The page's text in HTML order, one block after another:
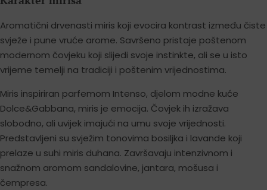
Aromatični drvenasti miris koji evocira kontrast između čiste
svježe i pune vruće arome. Savršeno pristaje poštenom
modernom čovjeku koji slijedi svoje instinkte, ali se u isto
vrijeme temelji na tradiciji i poštenim vrijednostima.
Miris inspiriran parfemom Intenso, djelom modne kuće
Dolce&Gabbana, miris je emocija. Čovjek ih izražava
slobodno, ali uvijek imajući na umu svoje vrijednosti.
Predstavljeni su svježim tonovima bosiljka i lavande koji
prelaze u suhi miris duhana. Završavaju intenzivnom i
snažnom aromom sandalovine, jantara, mošusa i
čempresa.